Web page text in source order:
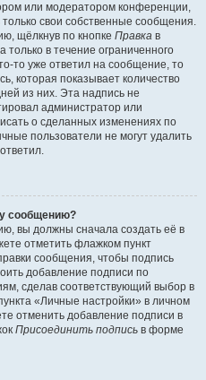
или модератором конференции,
свои собственные сообщения.
щёлкнув по кнопке Правка в
в течение ограниченного
то уже ответил на сообщение, то
которая показывает количество
из них. Эта надпись не
администратор или
о сделанных изменениях по
пользователи не могут удалить
сообщению?
вы должны сначала создать её в
отметить флажком пункт
сообщения, чтобы подпись
добавление подписи по
сделав соответствующий выбор в
«Личные настройки» в личном
отменить добавление подписи в
Присоединить подпись в форме